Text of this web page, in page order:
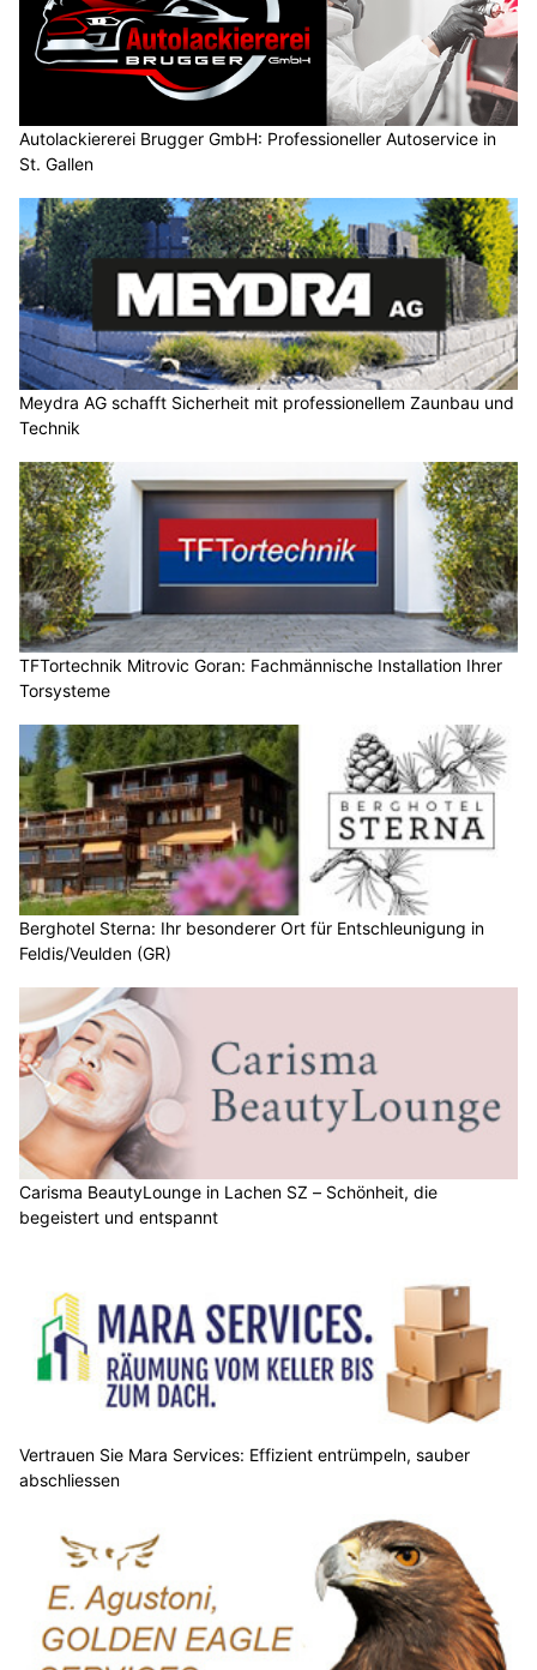
Autolackiererei Brugger GmbH: Professioneller Autoservice in
St. Gallen
Meydra AG schafft Sicherheit mit professionellem Zaunbau und
Technik
TFTortechnik Mitrovic Goran: Fachmännische Installation Ihrer
Torsysteme
Berghotel Sterna: Ihr besonderer Ort für Entschleunigung in
Feldis/Veulden (GR)
Carisma BeautyLounge in Lachen SZ – Schönheit, die
begeistert und entspannt
Vertrauen Sie Mara Services: Effizient entrümpeln, sauber
abschliessen